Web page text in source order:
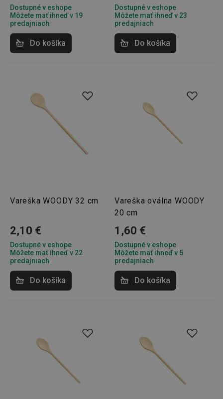
Dostupné v eshope
Môžete mať ihneď v 19
predajniach
Do košíka
Dostupné v eshope
Môžete mať ihneď v 23
predajniach
Do košíka
Vareška WOODY 32 cm
2,10 €
Dostupné v eshope
Môžete mať ihneď v 22
predajniach
Do košíka
Vareška oválna WOODY
20 cm
1,60 €
Dostupné v eshope
Môžete mať ihneď v 5
predajniach
Do košíka